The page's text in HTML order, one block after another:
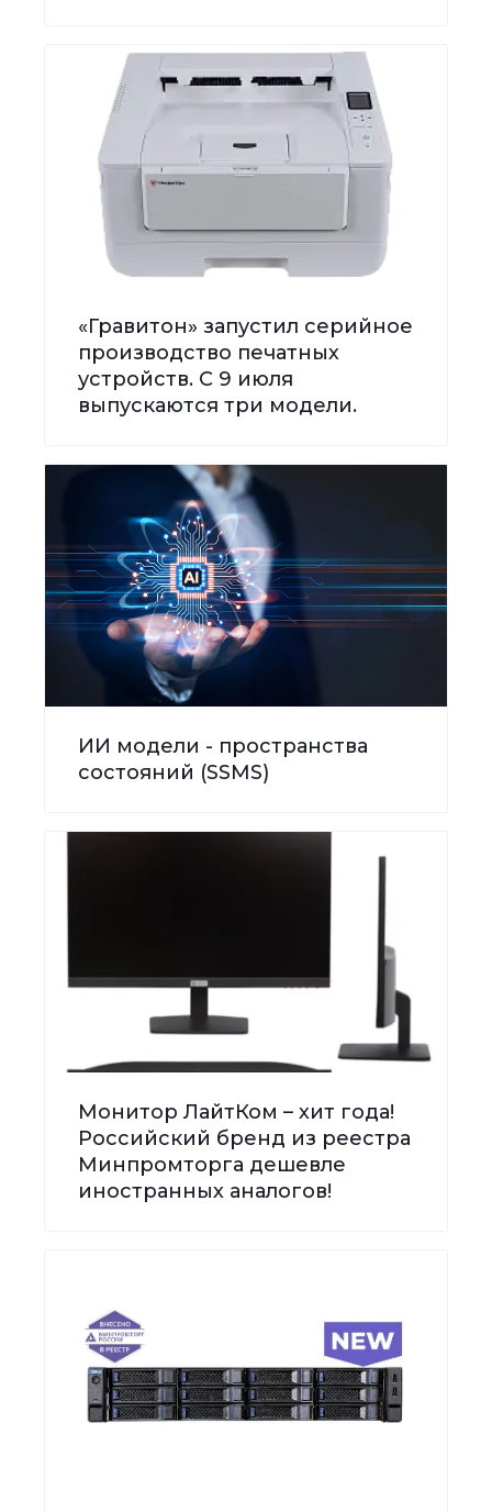
«Гравитон» запустил серийное
производство печатных
устройств. С 9 июля
выпускаются три модели.
ИИ модели - пространства
состояний (SSMS)
Монитор ЛайтКом – хит года!
Российский бренд из реестра
Минпромторга дешевле
иностранных аналогов!